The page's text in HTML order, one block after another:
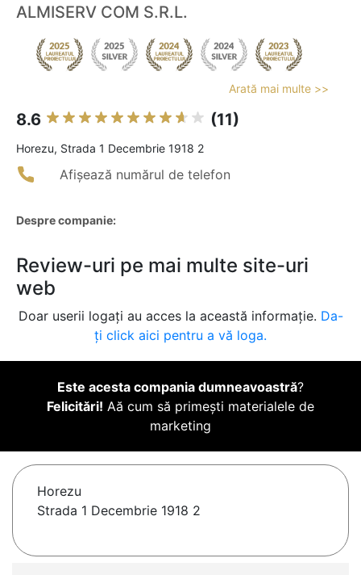
ALMISERV COM S.R.L.
Arată mai multe >>
8.6 (11)
Horezu, Strada 1 Decembrie 1918 2
Afișează numărul de telefon
Despre companie:
Review-uri pe mai multe site-uri
web
Doar userii logați au acces la această informație. Da-
ți click aici pentru a vă loga.
Este acesta compania dumneavoastră?
Felicitări! Aă cum să primești materialele de
marketing
Horezu
Strada 1 Decembrie 1918 2